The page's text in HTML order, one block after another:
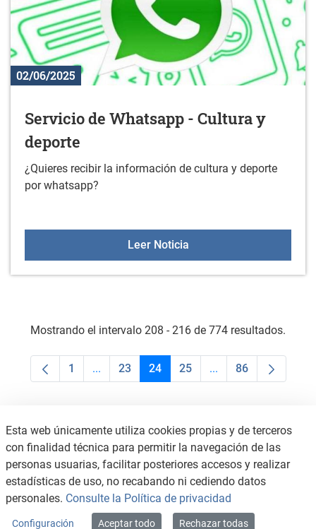
02/06/2025
Servicio de Whatsapp - Cultura y
deporte
¿Quieres recibir la información de cultura y deporte
por whatsapp?
Leer NoticiaServicio de Whatsapp -
Mostrando el intervalo 208 - 216 de 774 resultados.
Página
1 ...Páginas intermedias Use TAB para
Página
23 Página
24 Página
25 ...PáginasPágina
86
Esta web únicamente utiliza cookies propias y de terceros
con finalidad técnica para permitir la navegación de las
personas usuarias, facilitar posteriores accesos y realizar
estadísticas de uso, no recabando ni cediendo datos
personales. Consulte la Política de privacidad
Configuración Aceptar todo Rechazar todas